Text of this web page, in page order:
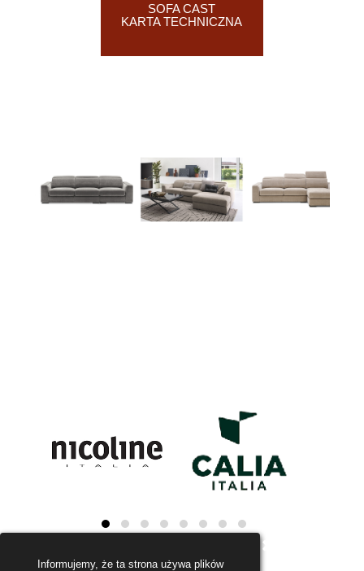
Informujemy, że ta strona używa plików
SOFA CAST
KARTA TECHNICZNA
ZOBACZ WIĘCEJ